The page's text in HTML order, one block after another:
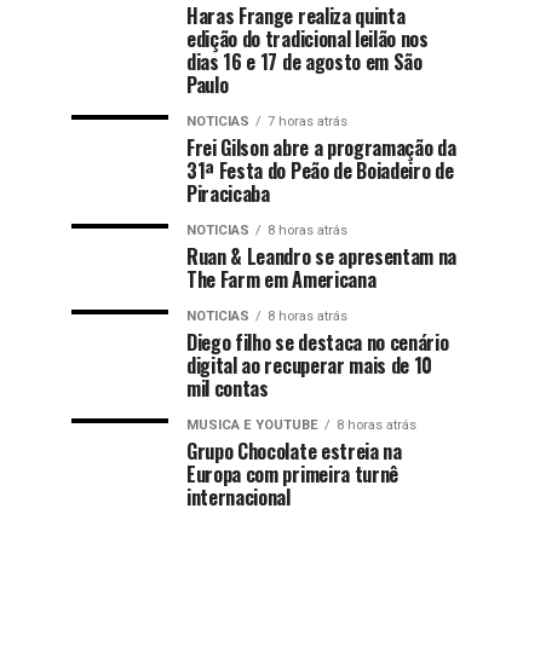
Haras Frange realiza quinta
edição do tradicional leilão nos
dias 16 e 17 de agosto em São
Paulo
NOTICIAS 7 horas atrás
Frei Gilson abre a programação da
31ª Festa do Peão de Boiadeiro de
Piracicaba
NOTICIAS 8 horas atrás
Ruan & Leandro se apresentam na
The Farm em Americana
NOTICIAS 8 horas atrás
Diego filho se destaca no cenário
digital ao recuperar mais de 10
mil contas
MUSICA E YOUTUBE 8 horas atrás
Grupo Chocolate estreia na
Europa com primeira turnê
internacional